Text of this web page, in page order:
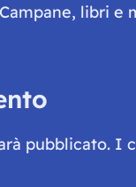
libri
pubblicato. I